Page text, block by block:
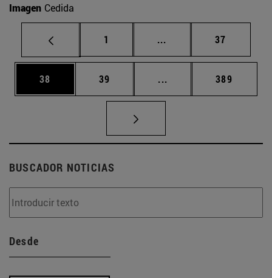
Imagen Cedida
Página
1 ... Páginas intermedias
Página
37
Página
38 Página
39 ... Páginas intermedias
Página
389
BUSCADOR NOTICIAS
Desde